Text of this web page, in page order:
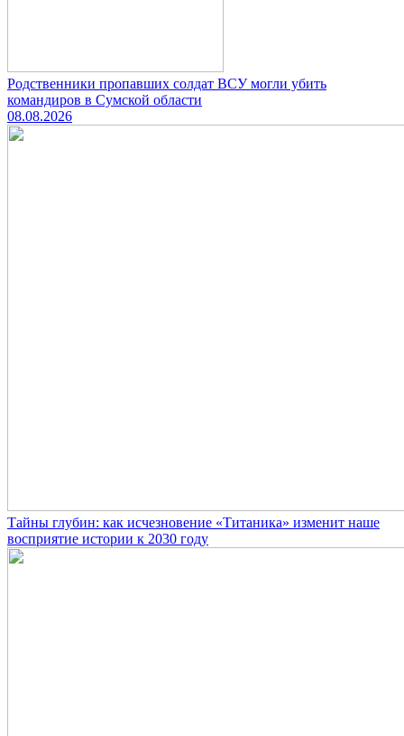
Родственники пропавших солдат ВСУ могли убить
командиров в Сумской области
08.08.2026
Тайны глубин: как исчезновение «Титаника» изменит наше
восприятие истории к 2030 году